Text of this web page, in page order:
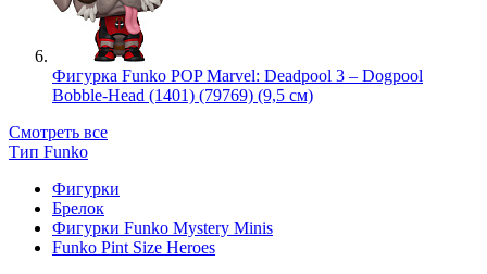
Фигурка Funko POP Marvel: Deadpool 3 – Dogpool
Bobble-Head (1401) (79769) (9,5 см)
Смотреть все
Тип Funko
Фигурки
Брелок
Фигурки Funko Mystery Minis
Funko Pint Size Heroes